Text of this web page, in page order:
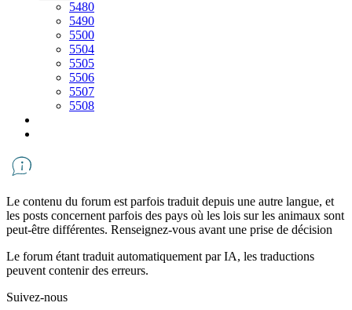
5480
5490
5500
5504
5505
5506
5507
5508
Le contenu du forum est parfois traduit depuis une autre langue, et
les posts concernent parfois des pays où les lois sur les animaux sont
peut-être différentes. Renseignez-vous avant une prise de décision
Le forum étant traduit automatiquement par IA, les traductions
peuvent contenir des erreurs.
Suivez-nous